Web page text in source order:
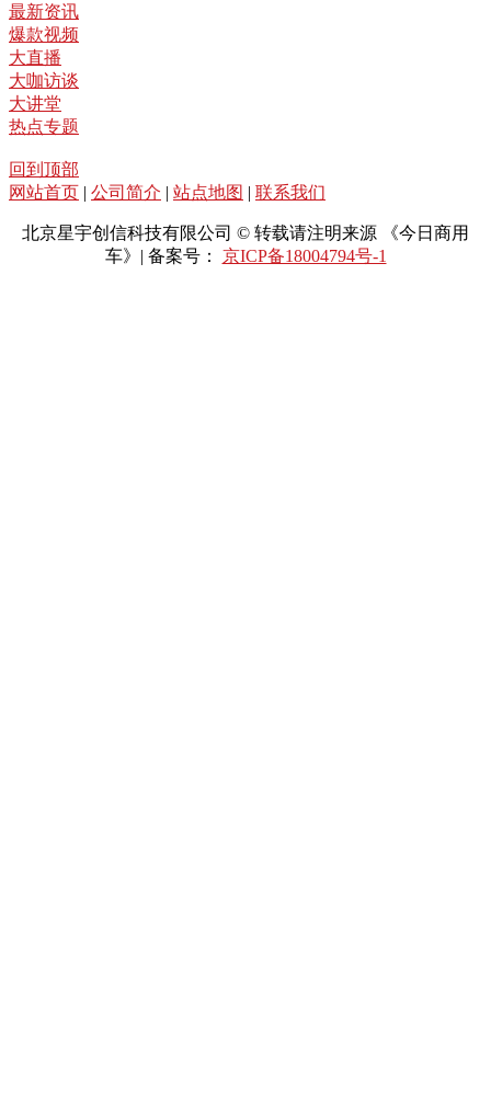
最新资讯
爆款视频
大直播
大咖访谈
大讲堂
热点专题
回到顶部
网站首页 | 公司简介 | 站点地图 | 联系我们
北京星宇创信科技有限公司 © 转载请注明来源 《今日商用
车》| 备案号： 京ICP备18004794号-1